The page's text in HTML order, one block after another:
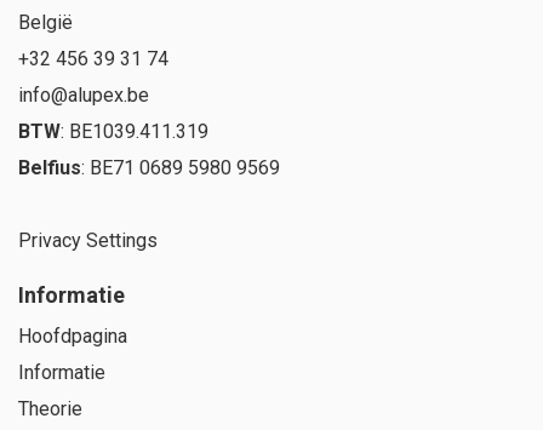
België
+32 456 39 31 74
info@alupex.be
BTW: BE1039.411.319
Belfius: BE71 0689 5980 9569
Privacy Settings
Informatie
Hoofdpagina
Informatie
Theorie